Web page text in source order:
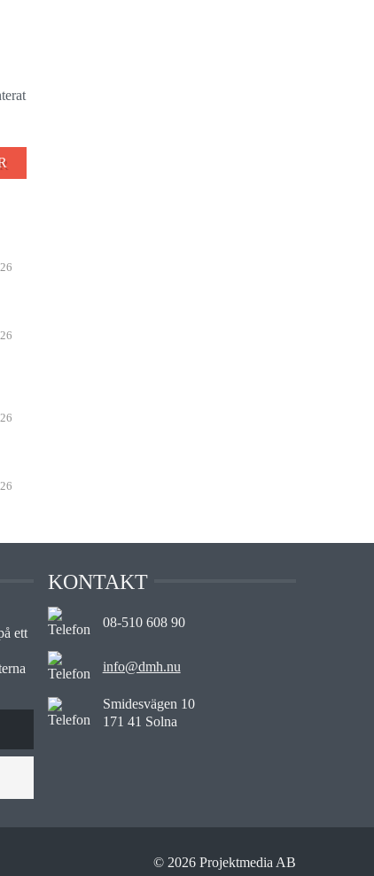
ett
KONTAKT
08-510 608 90
info@dmh.nu
Smidesvägen 10
171 41 Solna
© 2026 Projektmedia AB